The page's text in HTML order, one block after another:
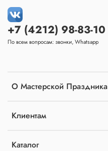
О Мастерской Праздника
Клиентам
Каталог
+7 (4212) 98-83-10
По всем вопросам: звонки, Whatsapp